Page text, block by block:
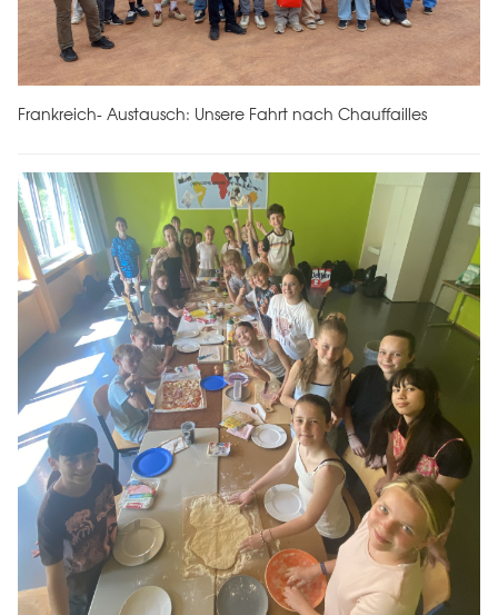
Frankreich- Austausch: Unsere Fahrt nach Chauffailles